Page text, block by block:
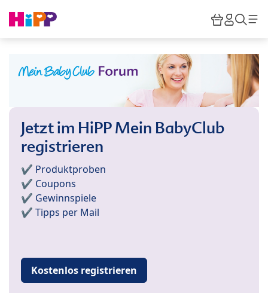
HiPP
Jetzt im HiPP Mein BabyClub
registrieren
✔️ Produktproben
✔️ Coupons
✔️ Gewinnspiele
✔️ Tipps per Mail
Kostenlos registrieren